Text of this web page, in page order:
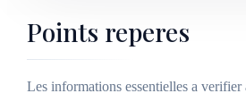
Points reperes
Les informations essentielles a verifier